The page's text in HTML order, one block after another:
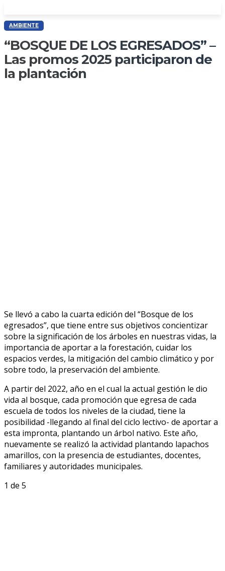
AMBIENTE
“BOSQUE DE LOS EGRESADOS” –
Las promos 2025 participaron de
la plantación
Se llevó a cabo la cuarta edición del “Bosque de los
egresados”, que tiene entre sus objetivos concientizar
sobre la significación de los árboles en nuestras vidas, la
importancia de aportar a la forestación, cuidar los
espacios verdes, la mitigación del cambio climático y por
sobre todo, la preservación del ambiente.
A partir del 2022, año en el cual la actual gestión le dio
vida al bosque, cada promoción que egresa de cada
escuela de todos los niveles de la ciudad, tiene la
posibilidad -llegando al final del ciclo lectivo- de aportar a
esta impronta, plantando un árbol nativo. Este año,
nuevamente se realizó la actividad plantando lapachos
amarillos, con la presencia de estudiantes, docentes,
familiares y autoridades municipales.
1 de 5